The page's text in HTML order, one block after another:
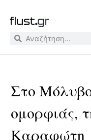
Στο
ομορφιάς,
Καραφώτη